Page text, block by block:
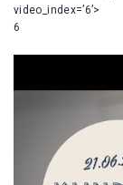
video_index=’6’>
6